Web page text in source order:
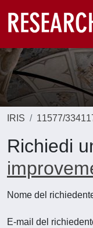
IRIS 11577/
Richiedi
Nome del
E-mail del